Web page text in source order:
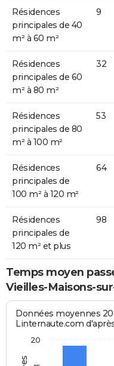
Résidences
principales de 40
m² à 60 m²
9
Résidences
principales de 60
m² à 80 m²
32
Résidences
principales de 80
m² à 100 m²
53
Résidences
principales de
100 m² à 120 m²
64
Résidences
principales de
120 m² et plus
98
Temps moyen
Vieilles-Maisons-
Données moyennes
Linternaute.com
20